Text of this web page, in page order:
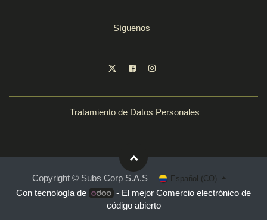
Síguenos
Tratamiento de Datos Personales
Copyright © Subs Corp S.A.S Español (CO)
Con tecnología de - El mejorComercio electrónico de
código abierto